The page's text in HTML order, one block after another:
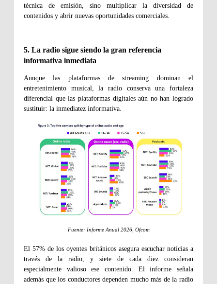
técnica de emisión, sino multiplicar la diversidad de
contenidos y abrir nuevas oportunidades comerciales.
5. La radio sigue siendo la gran referencia
informativa inmediata
Aunque las plataformas de streaming dominan el
entretenimiento musical, la radio conserva una fortaleza
diferencial que las plataformas digitales aún no han logrado
sustituir: la inmediatez informativa.
Fuente: Informe Anual 2026, Ofcom
El 57% de los oyentes británicos asegura escuchar noticias a
través de la radio, y siete de cada diez consideran
especialmente valioso ese contenido. El informe señala
además que los conductores dependen mucho más de la radio